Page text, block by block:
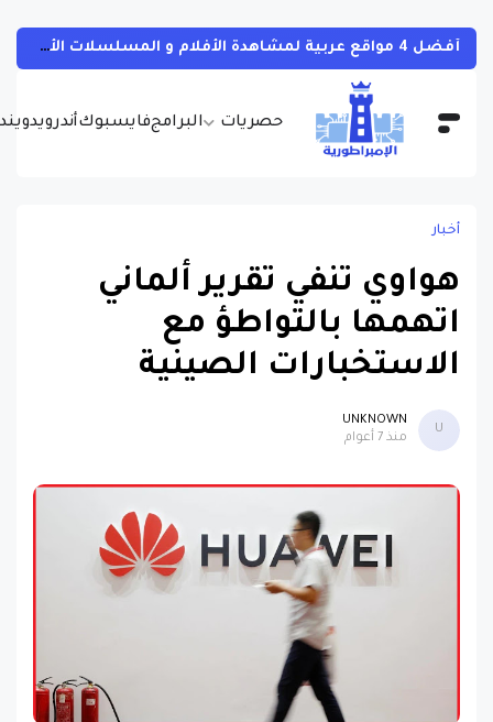
حصريات البرامجفايسبوكأندرويد
أفضل 4 مواقع عربية لمشاهدة الأفلام و المسلسلات الأجنبية بجودات مختلفة و بالمجان مع مترجمة
أخبار
هواوي تنفي تقرير ألماني
اتهمها بالتواطؤ مع
الاستخبارات الصينية
U
UNKNOWN
منذ 7 أعوام